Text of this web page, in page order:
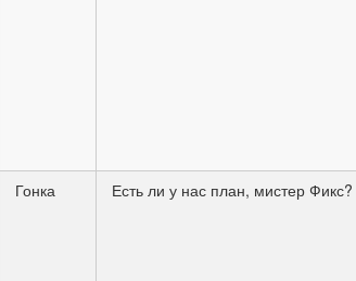
Гонка Есть ли у нас план, мистер Фикс?